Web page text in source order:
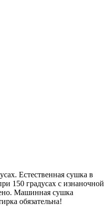
Естественная сушка в
150 градусах с изнаночной
Машинная сушка
обязательна!